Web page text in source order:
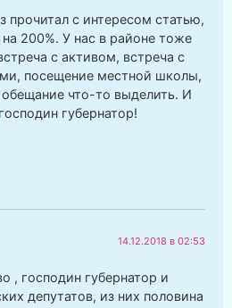
прочитал с интересом статью,
на 200%. У нас в районе тоже
с активом, встреча с
посещение местной школы,
что-то выделить. И
губернатор!
14.12.2018 в 02:53
, господин губернатор и
депутатов, из них половина